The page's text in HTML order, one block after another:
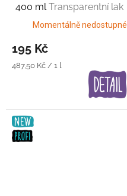
400 ml Transparentní lak
Momentálně nedostupné
195 Kč
Měrná
487,50 Kč / 1 l